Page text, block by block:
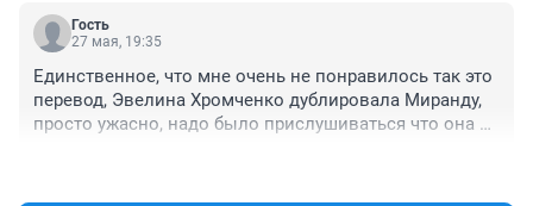
Гость
27 мая, 19:35
Единственное, что мне очень не понравилось так это
перевод, Эвелина Хромченко дублировала Миранду,
просто ужасно, надо было прислушиваться что она